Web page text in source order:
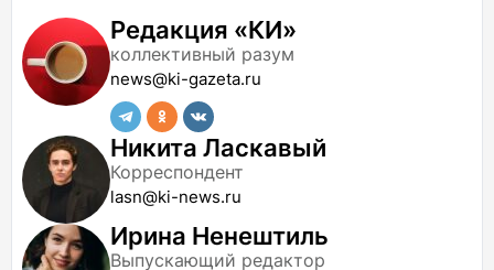
Редакция «КИ»
коллективный разум
news@ki-gazeta.ru
Никита Ласкавый
Корреспондент
lasn@ki-news.ru
Ирина Ненештиль
Выпускающий редактор